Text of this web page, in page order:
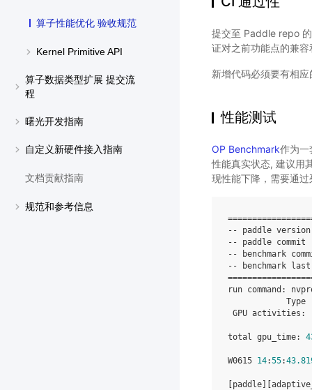
算子性能优化 验收规范
Kernel Primitive API
算子数据类型扩展 提交流
程
曙光开发指南
自定义新硬件接入指南
文档贡献指南
规范和参考信息
提交至 Paddle repo
证对之前功能点的兼
新增代码必须要有相
性能测试
OP Benchmark作为一
性能真实状态, 建议用
现性能下降，需要通
--
paddle version
--
paddle commit
--
benchmark
--
benchmark
last
run command :
Type
GPU activities :
total gpu_time:
W0615 14:55:
paddle